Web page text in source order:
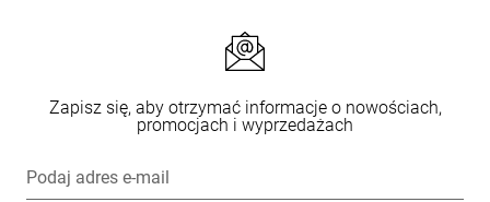
Zapisz się, aby otrzymać informacje o nowościach,
promocjach i wyprzedażach
Podaj adres e-mail